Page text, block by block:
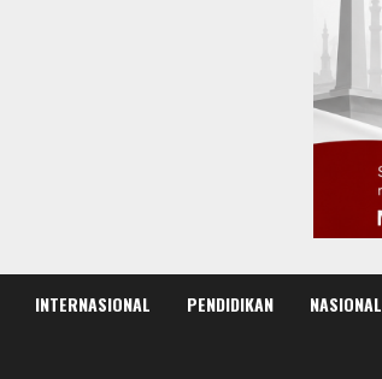
INTERNASIONAL PENDIDIKAN NASIONAL